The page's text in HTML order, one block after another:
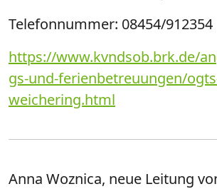
Telefonnummer: 08454/912354
https://www.kvndsob.brk.de/
gs-und-ferienbetreuungen/
weichering.html
Anna Woznica, neue Leitung